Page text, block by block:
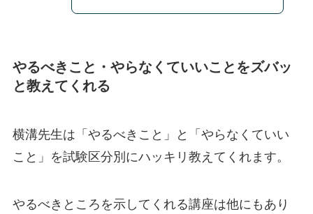
やるべきこと・やらなくていいことをズバッ
と教えてくれる
横溝先生は「やるべきこと」と「やらなくていい
こと」を試験区分別にハッキリ教えてくれます。
やるべきところを示してくれる講座は他にもあり